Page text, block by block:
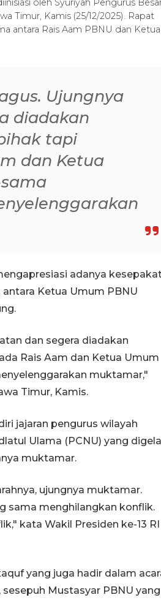
oleh Syuriyah Pengurus
Timur, Kamis (25/12/2025). Rapat
antara Rais Aam PBNU dan Ketua
Ujungnya
diadakan
tapi
dan Ketua
adanya
Ketua Umum PBNU
dan segera diadakan
Rais Aam dan Ketua Umum
muktamar,"
Timur, Kamis.
jajaran pengurus wilayah
Ulama (PCNU) yang
muktamar.
ujungnya muktamar.
sama menghilangkan konflik.
kata Wakil Presiden ke-13 RI
yang juga hadir dalam
Mustasyar PBNU yang
debit air Sungai
Batang Tembesi di Jambi